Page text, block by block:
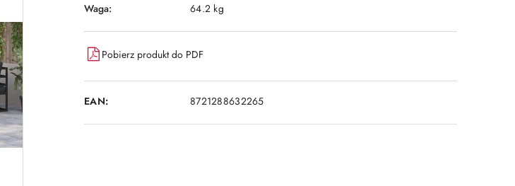
Waga:
64.2 kg
Pobierz produkt do PDF
EAN: 8721288632265